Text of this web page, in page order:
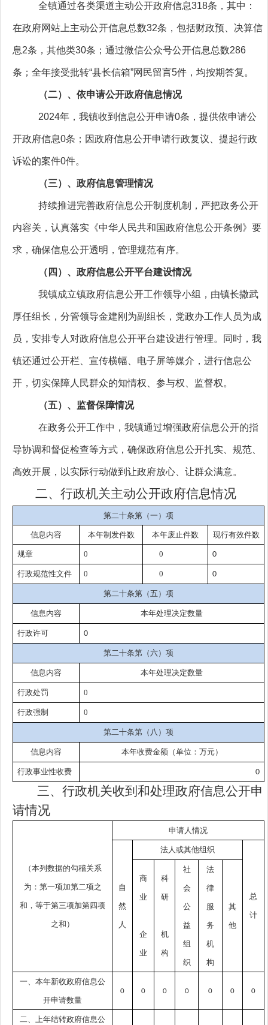
全镇通过各类渠道主动公开政府信息318条，其中：
在政府网站上主动公开信息总数32条， 包括财政预、决算信
息2条，其他类30条；通过微信公众号公开信息总数286
条 ；全年接受批转“县长信箱”网民留言5件，均按期答复。
（二）、依申请公开政府信息情况
2024年，我镇收到信息公开申请0条，提供依申请公
开政府信息0条；因政府信息公开申请行政复议、提起行政
诉讼的案件0件。
（三）、政府信息管理情况
持续推进完善政府信息公开制度机制，严把政务公开
内容关，认真落实《中华人民共和国政府信息公开条例》要
求，确保信息公开透明，管理规范有序。
（四）、政府信息公开平台建设情况
我镇成立镇政府信息公开工作领导小组，由镇长撒武
厚任组长，分管领导金建刚为副组长，党政办工作人员为成
员，安排专人对政府信息公开平台建设进行管理。同时，我
镇还通过公开栏、宣传横幅、电子屏等媒介，进行信息公
开，切实保障人民群众的知情权、参与权、监督权。
（五）、监督保障情况
在政务公开工作中，我镇通过增强政府信息公开的指
导协调和督促检查等方式，确保政府信息公开扎实、规范、
高效开展，以实际行动做到让政府放心、让群众满意。
二、行政机关主动公开政府信息情况
第二十条第（一）项
信息内容 本年制发件数 本年废止件数 现行有效件数
规章 0 0 0
行政规范性文件 0 0 0
第二十条第（五）项
信息内容 本年处理决定数量
行政许可 0
第二十条第（六）项
信息内容 本年处理决定数量
行政处罚 0
行政强制 0
第二十条第（八）项
信息内容 本年收费金额（单位：万元）
行政事业性收费 0
三、行政机关收到和处理政府信息公开申
请情况
（本列数据的勾稽关系
为：第一项加第二项之
和，等于第三项加第四项
之和）
申请人情况
自
然
人
法人或其他组织
总
计
商
业
科
研
社
会
公
益
组
织
法
律
服
务
机
构
其
他
企
业
机
构
一、本年新收政府信息公
开申请数量
0 0 0 0 0 0 0
二、上年结转政府信息公